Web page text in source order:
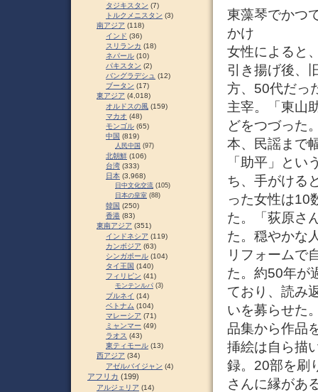
東藻琴でかつ
かけ
女性によると
引き揚げ後、
方、50代だっ
主宰。「東山
どをつづった
本、民謡まで
「助平」と
ち、手がける
った女性は10
た。「荻原さ
た。穏やかな
リフォームで
た。約50年が
ており、読み
いを募らせた
品集から作品
挿絵は自ら描
録。20部を刷
さんに縁があ
タジキスタン (7)
トルクメニスタン (3)
南アジア (118)
インド (36)
スリランカ (18)
ネパール (10)
パキスタン (2)
バングラデシュ (12)
ブータン (17)
東アジア (4,018)
オルドスの風 (159)
マカオ (48)
モンゴル (65)
中国 (819)
人民中国 (97)
北朝鮮 (106)
台湾 (333)
日本 (3,968)
日中文化交流 (105)
日本の皇室 (88)
韓国 (250)
香港 (83)
東南アジア (351)
インドネシア (119)
カンボジア (63)
シンガポール (104)
タイ王国 (140)
フィリピン (41)
モンテンルパ (3)
ブルネイ (14)
ベトナム (104)
マレーシア (71)
ミャンマー (49)
ラオス (43)
東ティモール (13)
西アジア (34)
アゼルバイジャン (4)
アフリカ (199)
アルジェリア (14)